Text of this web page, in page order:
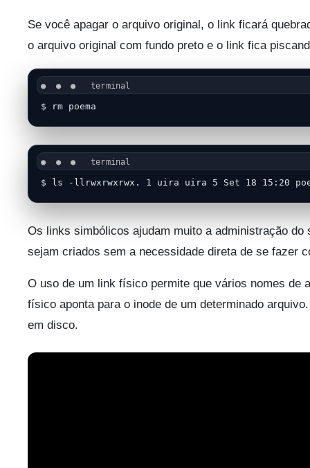
Se você apagar o arquivo original, o link ficará
o arquivo original com fundo preto e o link fica
$ rm poema
$ ls -llrwxrwxrwx. 1 uira uira 5 Set 18 15:20
Os links simbólicos ajudam muito a administração
sejam criados sem a necessidade direta de se fazer
O uso de um link físico permite que vários nomes de
físico aponta para o inode de um determinado
em disco.